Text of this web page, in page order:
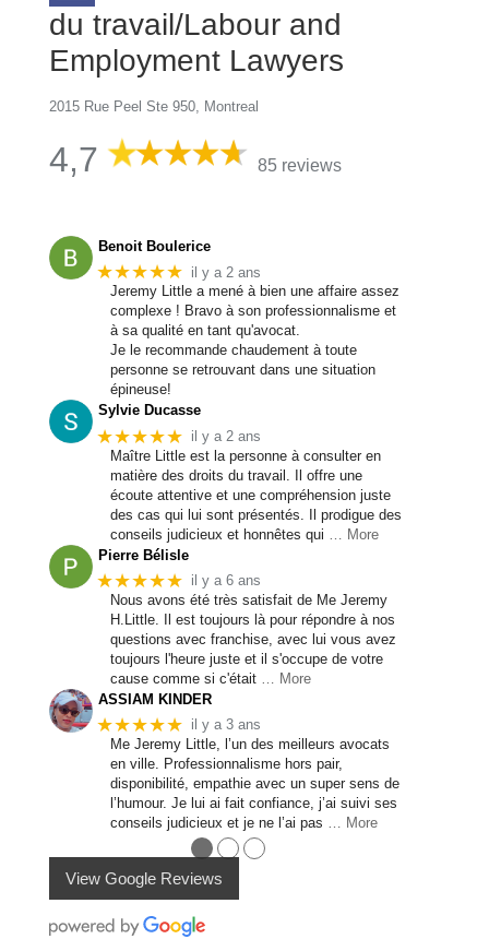
du travail/Labour and
Employment Lawyers
2015 Rue Peel Ste 950, Montreal
4,7 85 reviews
Benoit Boulerice
★★★★★ il y a 2 ans
Jeremy Little a mené à bien une affaire assez
complexe ! Bravo à son professionnalisme et
à sa qualité en tant qu'avocat.
Je le recommande chaudement à toute
personne se retrouvant dans une situation
épineuse!
Sylvie Ducasse
★★★★★ il y a 2 ans
Maître Little est la personne à consulter en
matière des droits du travail. Il offre une
écoute attentive et une compréhension juste
des cas qui lui sont présentés. Il prodigue des
conseils judicieux et honnêtes qui
… More
Pierre Bélisle
★★★★★ il y a 6 ans
Nous avons été très satisfait de Me Jeremy
H.Little. Il est toujours là pour répondre à nos
questions avec franchise, avec lui vous avez
toujours l'heure juste et il s'occupe de votre
cause comme si c'était
… More
ASSIAM KINDER
★★★★★ il y a 3 ans
Me Jeremy Little, l’un des meilleurs avocats
en ville. Professionnalisme hors pair,
disponibilité, empathie avec un super sens de
l’humour. Je lui ai fait confiance, j’ai suivi ses
conseils judicieux et je ne l’ai pas
… More
●●●
View Google Reviews